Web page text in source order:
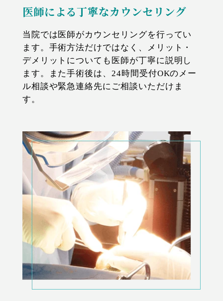
医師による丁寧なカウンセリング
当院では医師がカウンセリングを行ってい
ます。手術方法だけではなく、メリット・
デメリットについても医師が丁寧に説明し
ます。また手術後は、24時間受付OKのメー
ル相談や緊急連絡先にご相談いただけま
す。